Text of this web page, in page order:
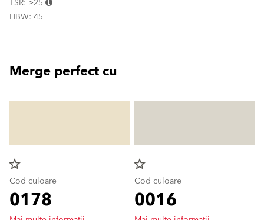
TSR: ≥25
HBW: 45
Merge perfect cu
star_border
Cod culoare
0178
star_border
Cod culoare
0016